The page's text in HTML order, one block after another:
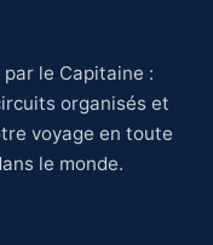
le Capitaine :
organisés et
voyage en toute
le monde.